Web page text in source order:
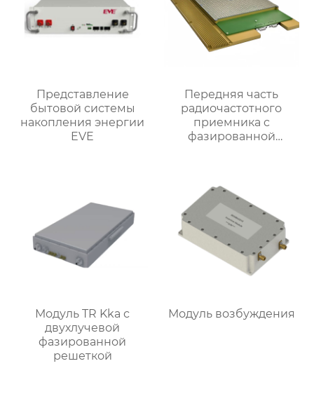
Представление
бытовой системы
накопления энергии
EVE
Передняя часть
радиочастотного
приемника c
фазированной
Модуль TR Kka с
двухлучевой
фазированной
решеткой
Модуль возбуждения